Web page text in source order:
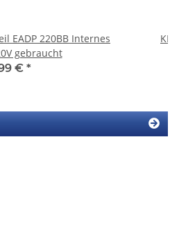
EADP 220BB Internes
gebraucht
€ *